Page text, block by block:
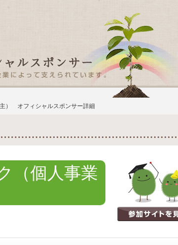
） オフィシャルスポンサー詳細
（個人事業